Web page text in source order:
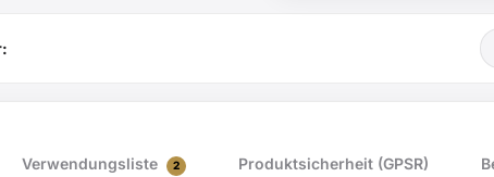
Verwendungsliste 2 Produktsicherheit (GPSR)